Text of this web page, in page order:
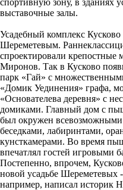
выставочные залы.
Усадебный комплекс
Шереметевым.
спроектировали крепостные
Миронов. Так в Кусково
парк «Гай» с
«Домик Уединения» графа,
«Основателева деревня» с
домиками. Главный дом с
был окружен всевозможными
беседками, лабиринтами,
кунсткамерами. Во время
впечатлял гостей игровыми
Постепенно, впрочем,
новой усадьбе Шереметевых
например, написал историк